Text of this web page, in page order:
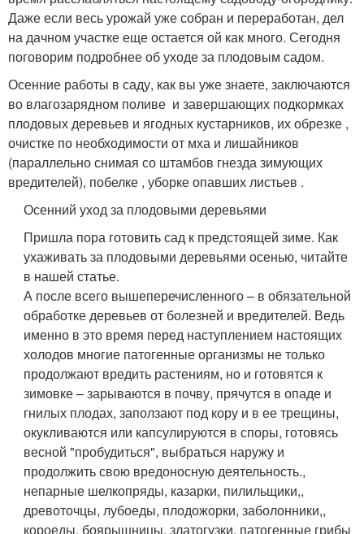
Даже если весь урожай уже собран и переработан, дел
на дачном участке еще остается ой как много. Сегодня
поговорим подробнее об уходе за плодовым садом.
Осенние работы в саду, как вы уже знаете, заключаются
во влагозарядном поливе и завершающих подкормках
плодовых деревьев и ягодных кустарников, их обрезке ,
очистке по необходимости от мха и лишайников
(параллельно снимая со штамбов гнезда зимующих
вредителей), побелке , уборке опавших листьев .
Осенний уход за плодовыми деревьями
Пришла пора готовить сад к предстоящей зиме. Как
ухаживать за плодовыми деревьями осенью, читайте
в нашей статье.
А после всего вышеперечисленного – в обязательной
обработке деревьев от болезней и вредителей. Ведь
именно в это время перед наступлением настоящих
холодов многие патогенные организмы не только
продолжают вредить растениям, но и готовятся к
зимовке – зарываются в почву, прячутся в опаде и
гнилых плодах, заползают под кору и в ее трещины,
окукливаются или капсулируются в споры, готовясь
весной "пробудиться", выбраться наружу и
продолжить свою вредоносную деятельность.,
непарные шелкопряды, казарки, пилильщики,,
древоточцы, лубоеды, плодожорки, заболонники,,
короеды, боярышницы, златогузки, патогенные грибы